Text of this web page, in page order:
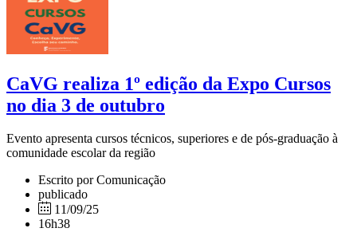
CaVG realiza 1º edição da Expo Cursos
no dia 3 de outubro
Evento apresenta cursos técnicos, superiores e de pós-graduação à
comunidade escolar da região
Escrito por Comunicação
publicado
11/09/25
16h38